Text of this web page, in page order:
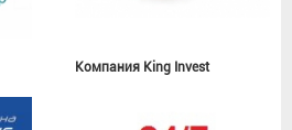
Компания King Invest